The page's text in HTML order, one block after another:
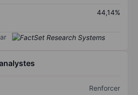
44,14%
Renforcer